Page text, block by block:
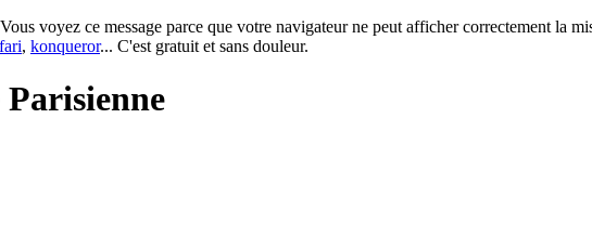
voyez ce message parce que votre navigateur ne peut afficher correctement la
, konqueror... C'est gratuit et sans douleur.